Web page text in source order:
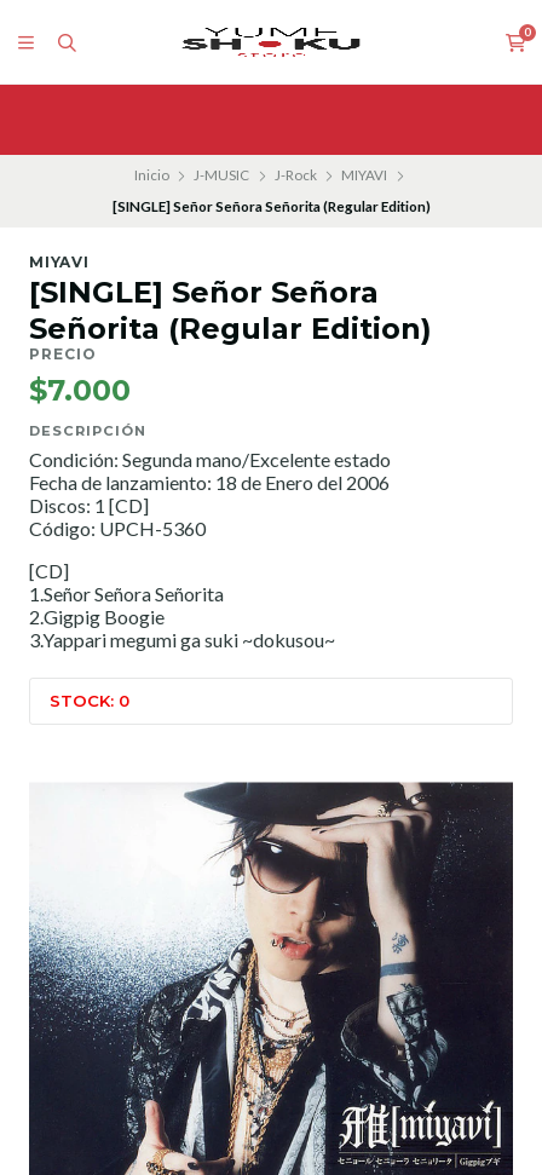
0
Inicio J-MUSIC J-Rock
MIYAVI
[SINGLE] Señor Señora Señorita (Regular Edition)
MIYAVI
[SINGLE] Señor Señora
Señorita (Regular Edition)
PRECIO
$7.000
DESCRIPCIÓN
Condición: Segunda mano/Excelente estado
Fecha de lanzamiento: 18 de Enero del 2006
Discos: 1 [CD]
Código: UPCH-5360
[CD]
1.Señor Señora Señorita
2.Gigpig Boogie
3.Yappari megumi ga suki ~dokusou~
STOCK: 0